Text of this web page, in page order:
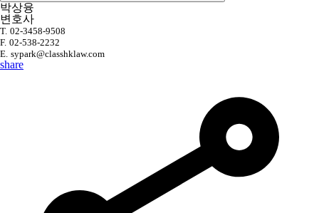
박상융
변호사
T. 02-3458-9508
F. 02-538-2232
E. sypark@classhklaw.com
share